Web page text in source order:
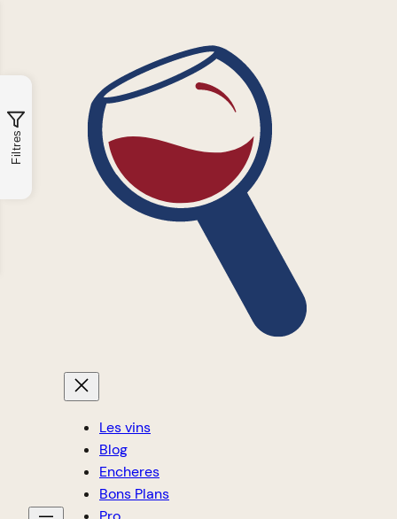
Les vins
Blog
Encheres
Bons Plans
Filtres